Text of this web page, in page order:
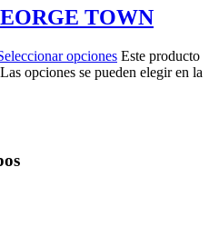
TOWN
opciones Este producto
opciones se pueden elegir en la